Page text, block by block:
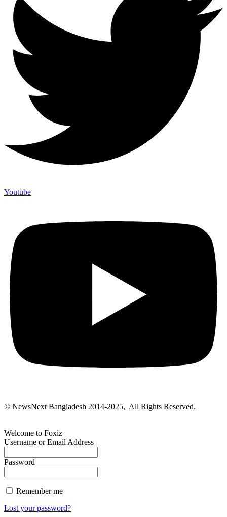
Youtube
© NewsNext Bangladesh 2014-2025, All Rights Reserved.
Welcome to Foxiz
Username or Email Address
Password
Remember me
Lost your password?